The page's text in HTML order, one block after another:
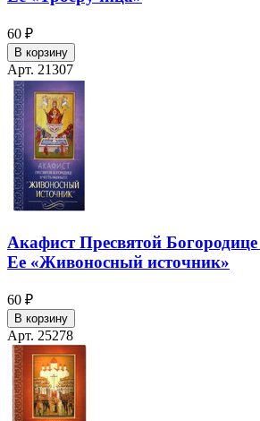
60 ₽
В корзину
Арт. 21307
Акафист Пресвятой
Ее «Живоносный источник»
60 ₽
В корзину
Арт. 25278